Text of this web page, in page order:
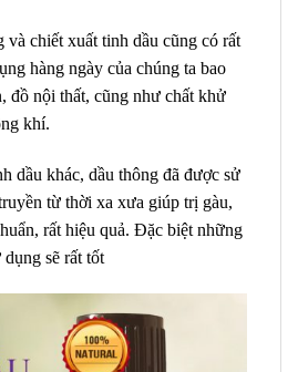
chiết xuất tinh dầu cũng có rất
hàng ngày của chúng ta bao
đồ nội thất, cũng như chất khử
khí.
dầu khác, dầu thông đã được sử
từ thời xa xưa giúp trị gàu,
rất hiệu quả. Đặc biệt những
sẽ rất tốt